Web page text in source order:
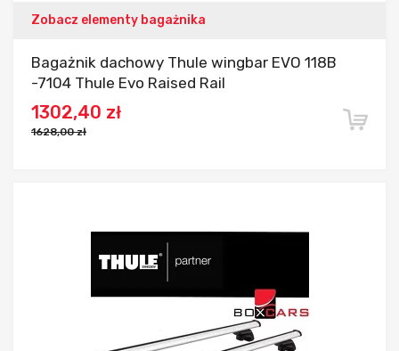
Zobacz elementy bagażnika
Bagażnik dachowy Thule wingbar EVO 118B
-7104 Thule Evo Raised Rail
1302,40 zł
1628,00 zł